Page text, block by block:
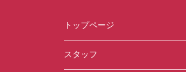
トップページ
スタッフ